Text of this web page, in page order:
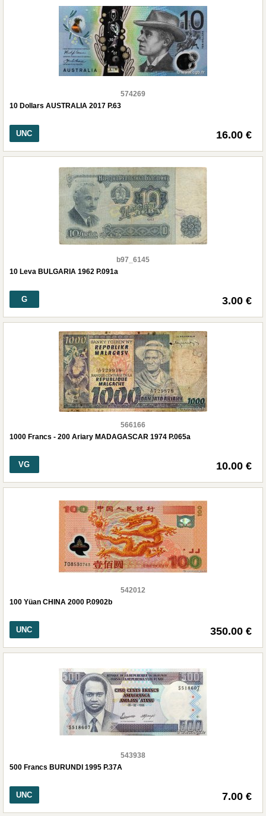
574269
10 Dollars AUSTRALIA 2017 P.63
UNC 16.00 €
b97_6145
10 Leva BULGARIA 1962 P.091a
G 3.00 €
566166
1000 Francs - 200 Ariary MADAGASCAR 1974 P.065a
VG 10.00 €
542012
100 Yüan CHINA 2000 P.0902b
UNC 350.00 €
543938
500 Francs BURUNDI 1995 P.37A
UNC 7.00 €